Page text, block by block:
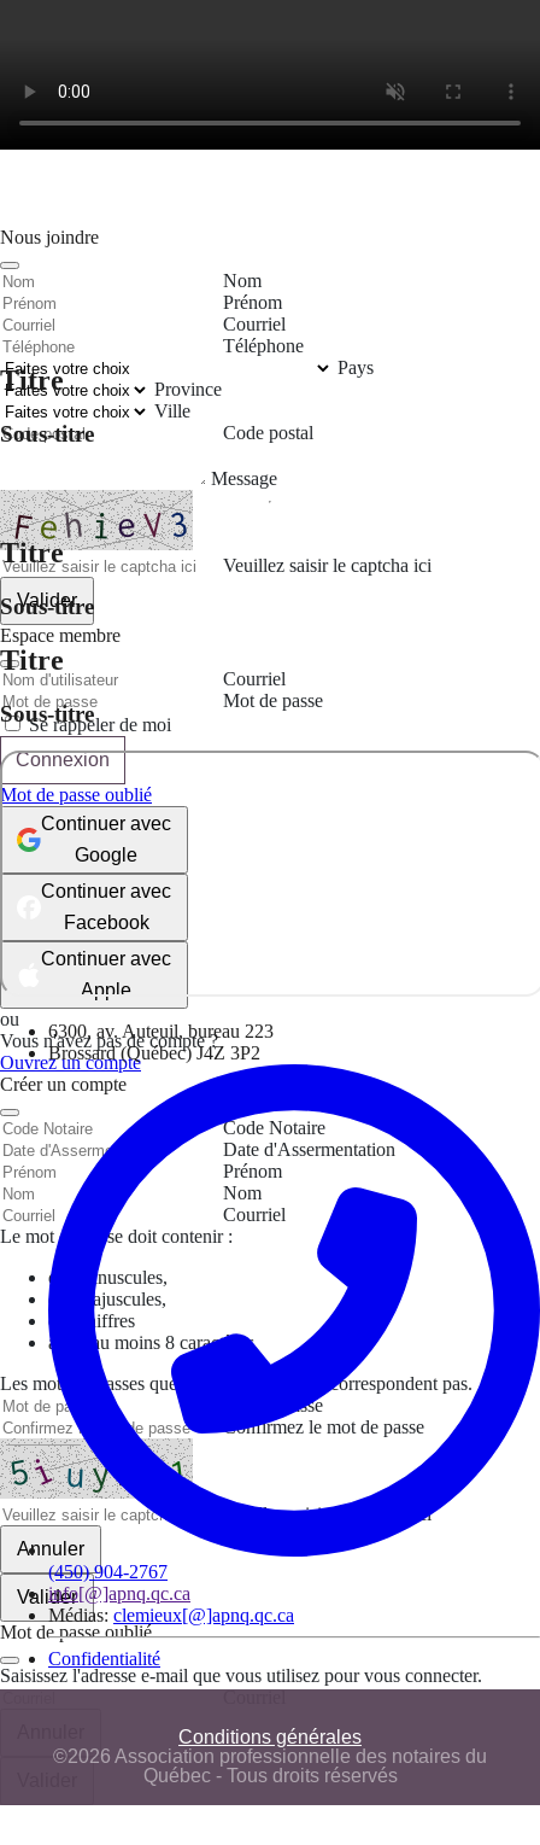
Titre
Sous-titre
Titre
Sous-titre
Titre
Sous-titre
6300, av. Auteuil, bureau 223
Brossard (Québec) J4Z 3P2
(450) 904-2767
info[@]apnq.qc.ca
Médias: clemieux[@]apnq.qc.ca
Confidentialité
Conditions générales
©2026 Association professionnelle des notaires du
Québec - Tous droits réservés
Nous joindre
Nom
Prénom
Courriel
Téléphone
Pays
Province
Ville
Code postal
Message
Veuillez saisir le captcha ici
Valider
Espace membre
Courriel
Mot de passe
Se rappeler de moi
Connexion
Mot de passe oublié
Continuer avec
Google
Continuer avec
Facebook
Continuer avec
Apple
ou
Vous n'avez pas de compte ?
Ouvrez un compte
Créer un compte
Code Notaire
Date d'Assermentation
Prénom
Nom
Courriel
Le mot de passe doit contenir :
des minuscules,
des majuscules,
des chiffres
avoir au moins 8 caractères
Les mots de passes que vous avez saisis ne correspondent pas.
Mot de passe
Confirmez le mot de passe
Veuillez saisir le captcha ici
Annuler
Valider
Mot de passe oublié
Saisissez l'adresse e-mail que vous utilisez pour vous connecter.